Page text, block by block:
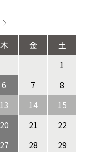
木 金
土
1
6 7
8
13 14
15
20 21
22
27 28
29